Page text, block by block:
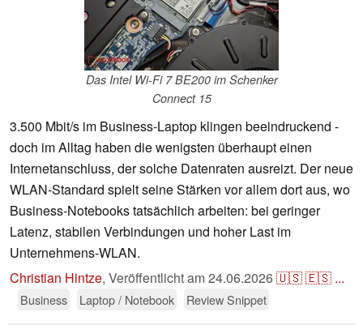
Das Intel Wi-Fi 7 BE200 im Schenker
Connect 15
3.500 Mbit/s im Business-Laptop klingen beeindruckend -
doch im Alltag haben die wenigsten überhaupt einen
Internetanschluss, der solche Datenraten ausreizt. Der neue
WLAN-Standard spielt seine Stärken vor allem dort aus, wo
Business-Notebooks tatsächlich arbeiten: bei geringer
Latenz, stabilen Verbindungen und hoher Last im
Unternehmens-WLAN.
Christian Hintze, Veröffentlicht am24.06.2026🇺🇸🇪🇸 ...
Business Laptop / Notebook Review Snippet